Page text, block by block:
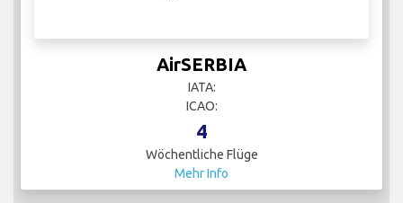
AirSERBIA
IATA:
ICAO:
4
Wöchentliche Flüge
Mehr Info